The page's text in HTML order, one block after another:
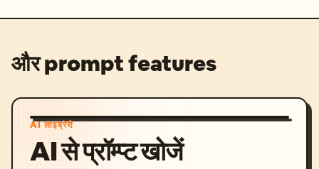
और prompt features
AI लाइब्रेरी
AI से प्रॉम्प्ट खोजें